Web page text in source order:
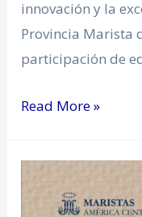
innovación y la
Provincia Marista
participación de
Read More »